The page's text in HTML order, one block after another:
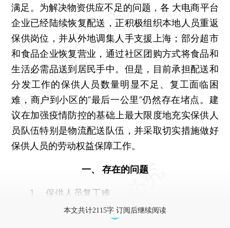
满足。为解决物资供应不足的问题，各 大电商平台
企业已经陆续恢复配送，正积极组织本地人员重返
保供岗位，并从外地调集人手支援上海；部分超市
和食品企业恢复营业，通过社区团购方式将食品和
生活必需品送到居民手中。但是，目前承担配送和
分发工作的保供人员数量明显不足、复工面临困
难，商户到小区的“最后一公里”仍然存在堵点。建
议在加强疫情防控的基础上最大限度地充实保供人
员队伍特别是物流配送队伍，并采取切实措施做好
保供人员的劳动权益保障工作。
一、 存在的问题
1、 保供人员复工难
本文共计2115字 订阅后继续阅读